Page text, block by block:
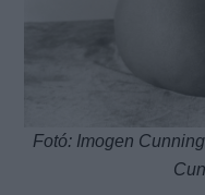
Fotó: Imogen